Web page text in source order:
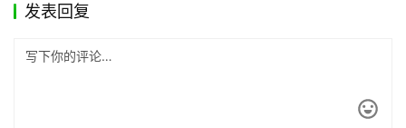
发表回复